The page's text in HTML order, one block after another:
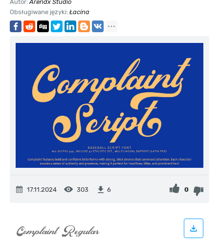
Autor:Arendx Studio
Obsługiwane języki: Łacina
17.11.2024 303 6 0